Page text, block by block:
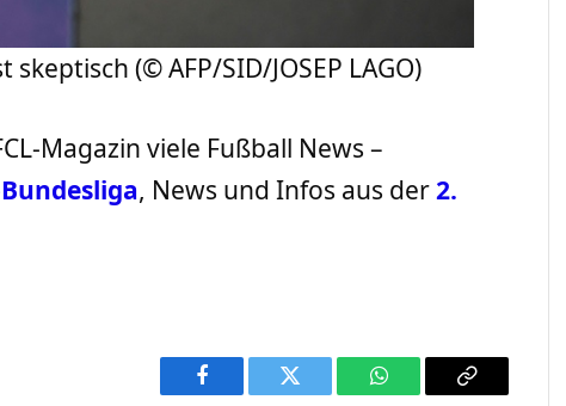
(© AFP/SID/JOSEP LAGO)
Magazin viele Fußball News –
Bundesliga, News und Infos aus der2.
Facebook Twitter WhatsAppCopy